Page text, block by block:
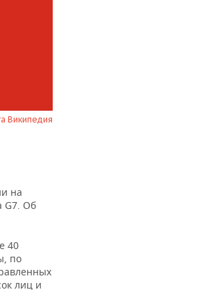
Википедия
на
G7. Об
40
по
лиц и